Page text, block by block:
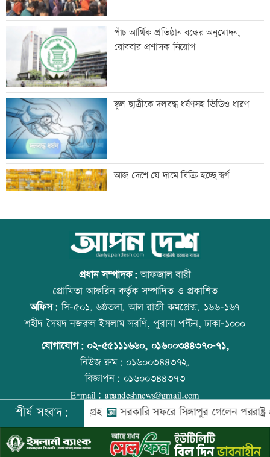
বাঁশখালীতে প্রধানমন্ত্রী
ইতিহাস বিকৃতির অপচেষ্টাকারী অতি দানবীয়
শক্তি রুখে দিতে হবে এখনই
স্বামীর ওপর অভিমান করে আত্মহত্যা
‘ভারত-বাংলাদেশের প্রধানমন্ত্রী এক হলে,
অনেক সমস্যার সমাধান সম্ভব’
জামায়াত জোটের রাষ্ট্রপতি প্রার্থী অলি আহমদ
অবশেষে ঢাকায় ফিরল রোমে আটকে থাকা
বিমানের উড়োজাহাজ
পাঁচ আর্থিক প্রতিষ্ঠান বন্ধের অনুমোদন,
রোববার প্রশাসক নিয়োগ
স্কুল ছাত্রীকে দলবদ্ধ ধর্ষণসহ ভিডিও ধারণ
আজ দেশে যে দামে বিক্রি হচ্ছে স্বর্ণ
আজ বিশ্ব বন্ধু দিবস
কোরআন-হাদিসে নামাজ না পড়ার শাস্তি
আজ স্বর্ণ-রুপা যে দামে বিক্রি হচ্ছে
প্রধান সম্পাদক:আফজাল বারী
প্রোমিতা আফরিন কর্তৃক সম্পাদিত ও প্রকাশিত
অফিস:সি-৫০১, ৬ষ্ঠতলা, আল রাজী কমপ্লেক্স, ১৬৬-১৬৭
শহীদ সৈয়দ নজরুল ইসলাম সরণি, পুরানা পল্টন, ঢাকা-১০০০
যোগাযোগ: ০২-৫৫১১১৬৬০, ০১৬০০৩৪৪৩৭০-৭১,
নিউজ রুম:০১৬০০৩৪৪৩৭২,
বিজ্ঞাপন: ০১৬০০৩৪৪৩৭৩
E-mail: apandeshnews@gmail.com
©২০২৬ |আপন দেশ ডটকমকর্তৃক সর্বসত্ব ® সংরক্ষিত | উন্নয়নে
ইমিথমেকারস.কম
শীর্ষ সংবাদ:
সংগ্রহ সরকারি সফরে সিঙ্গাপুর গেলেন পররাষ্ট্র প্রতিমন্ত্রী